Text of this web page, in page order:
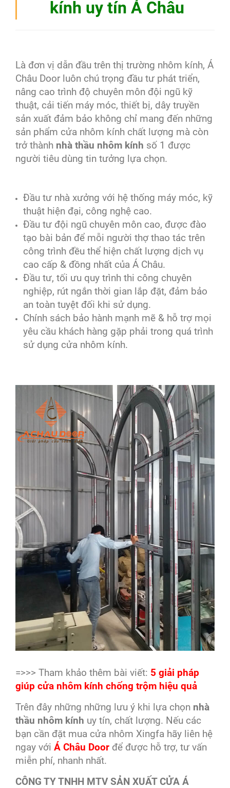
kính uy tín Á Châu
Là đơn vị dẫn đầu trên thị trường nhôm kính, Á
Châu Door luôn chú trọng đầu tư phát triển,
nâng cao trình độ chuyên môn đội ngũ kỹ
thuật, cải tiến máy móc, thiết bị, dây truyền
sản xuất đảm bảo không chỉ mang đến những
sản phẩm cửa nhôm kính chất lượng mà còn
trở thành nhà thầu nhôm kính số 1 được
người tiêu dùng tin tưởng lựa chọn.
Đầu tư nhà xưởng với hệ thống máy móc, kỹ
thuật hiện đại, công nghệ cao.
Đầu tư đội ngũ chuyên môn cao, được đào
tạo bài bản để mỗi người thợ thao tác trên
công trình đều thể hiện chất lượng dịch vụ
cao cấp & đồng nhất của Á Châu.
Đầu tư, tối ưu quy trình thi công chuyên
nghiệp, rút ngắn thời gian lắp đặt, đảm bảo
an toàn tuyệt đối khi sử dụng.
Chính sách bảo hành mạnh mẽ & hỗ trợ mọi
yêu cầu khách hàng gặp phải trong quá trình
sử dụng cửa nhôm kính.
=>>> Tham khảo thêm bài viết: 5 giải pháp
giúp cửa nhôm kính chống trộm hiệu quả
Trên đây những những lưu ý khi lựa chọn nhà
thầu nhôm kính uy tín, chất lượng. Nếu các
bạn cần đặt mua cửa nhôm Xingfa hãy liên hệ
ngay với Á Châu Door để được hỗ trợ, tư vấn
miễn phí, nhanh nhất.
CÔNG TY TNHH MTV SẢN XUẤT CỬA Á